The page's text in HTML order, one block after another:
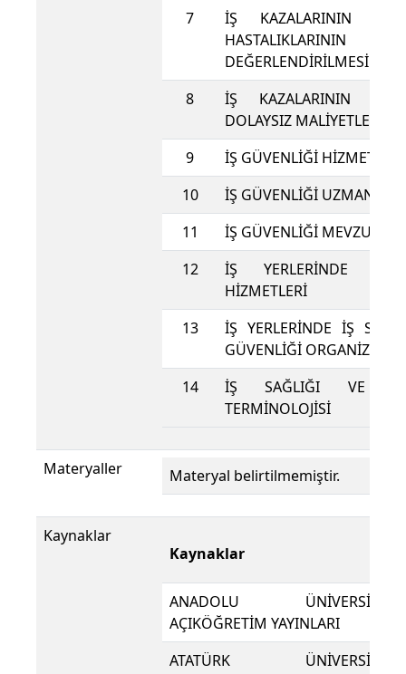
7
İŞ KAZALARININ VE
HASTALIKLARININ
DEĞERLENDİRİLMESİ
8
İŞ KAZALARININ
DOLAYSIZ MALİYETLERİ
9
İŞ GÜVENLİĞİ HİZMETLERİ
10
İŞ GÜVENLİĞİ UZMANLIĞI
11
İŞ GÜVENLİĞİ MEVZUATI
12
İŞ YERLERİNDE İŞ
HİZMETLERİ
13
İŞ YERLERİNDE İŞ
GÜVENLİĞİ
14
İŞ SAĞLIĞI VE
TERMİNOLOJİSİ
Materyaller Materyal belirtilmemiştir.
Kaynaklar
Kaynaklar
ANADOLU ÜNİVERSİTESİ
AÇIKÖĞRETİM YAYINLARI
ATATÜRK ÜNİVERSİTESİ